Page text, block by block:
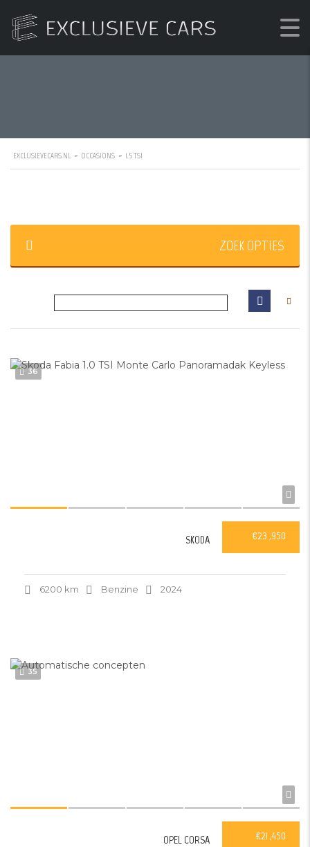
EXCLUSIEVECARS.NL > OCCASIONS > 1.5 TSI
ZOEK OPTIES
36
€23 ,950
SKODA
6200 km Benzine 2024
35
€21 ,450
OPEL CORSA